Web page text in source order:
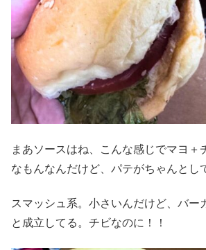
まあソースはね、こんな感じでマヨ＋
なもんなんだけど、パテがちゃんとし
スマッシュ系。小さいんだけど、バー
と成立してる。チビなのに！！